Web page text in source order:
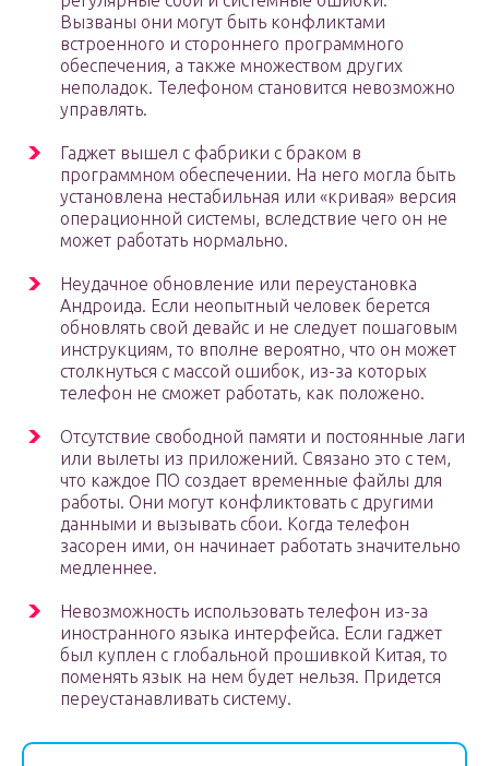
Вызваны они могут быть конфликтами
встроенного и стороннего программного
обеспечения, а также множеством других
неполадок. Телефоном становится невозможно
управлять.
Гаджет вышел с фабрики с браком в
программном обеспечении. На него могла быть
установлена нестабильная или «кривая» версия
операционной системы, вследствие чего он не
может работать нормально.
Неудачное обновление или переустановка
Андроида. Если неопытный человек берется
обновлять свой девайс и не следует пошаговым
инструкциям, то вполне вероятно, что он может
столкнуться с массой ошибок, из-за которых
телефон не сможет работать, как положено.
Отсутствие свободной памяти и постоянные лаги
или вылеты из приложений. Связано это с тем,
что каждое ПО создает временные файлы для
работы. Они могут конфликтовать с другими
данными и вызывать сбои. Когда телефон
засорен ими, он начинает работать значительно
медленнее.
Невозможность использовать телефон из-за
иностранного языка интерфейса. Если гаджет
был куплен с глобальной прошивкой Китая, то
поменять язык на нем будет нельзя. Придется
переустанавливать систему.